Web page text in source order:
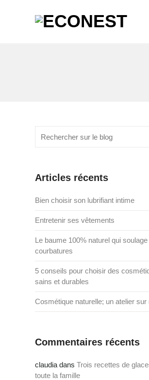
pour
Articles récents
Bien choisir son lubrifiant intime
Entretenir ses vêtements
Le baume 100% naturel qui soulage
courbatures
5 conseils pour choisir des
sains et durables
Cosmétique naturelle; un atelier sur
Commentaires récents
claudia dans Trois recettes de
toute la famille